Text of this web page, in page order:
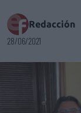
Redacción
28/06/2021